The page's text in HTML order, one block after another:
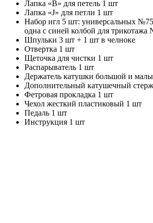
Лапка «В» для петель 1 шт
Лапка «J» для петли 1 шт
Набор игл 5 шт: универсальных
одна с синей колбой для трикотажа
Шпульки 3 шт + 1 шт в челноке
Отвертка 1 шт
Щеточка для чистки 1 шт
Распарыватель 1 шт
Держатель катушки большой и
Дополнительный катушечный
Фетровая прокладка 1 шт
Чехол жесткий пластиковый 1 шт
Педаль 1 шт
Инструкция 1 шт